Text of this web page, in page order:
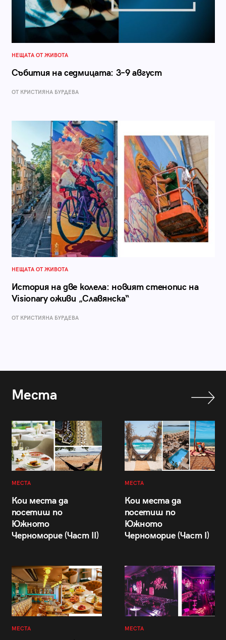
НЕЩАТА ОТ ЖИВОТА
Събития на седмицата: 3–9 август
ОТ КРИСТИЯНА БУРДЕВА
НЕЩАТА ОТ ЖИВОТА
История на две колела: новият стенопис на
Visionary оживи „Славянска“
ОТ КРИСТИЯНА БУРДЕВА
Места
МЕСТА
Кои места да
посетиш по
Южното
Черноморие (Част II)
МЕСТА
Кои места да
посетиш по
Южното
Черноморие (Част I)
МЕСТА МЕСТА